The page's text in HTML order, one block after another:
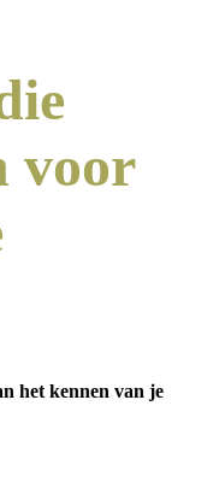
voor
het kennen van je